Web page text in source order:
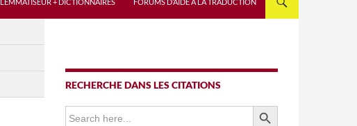
RECHERCHE DANS LES CITATIONS
Search
for:
SEARCH BUTTON